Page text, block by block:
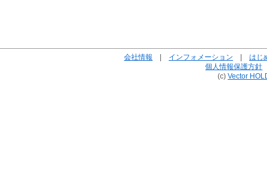
会社情報 | インフォメーション | はじ
個人情報保護方針
(c) Vector